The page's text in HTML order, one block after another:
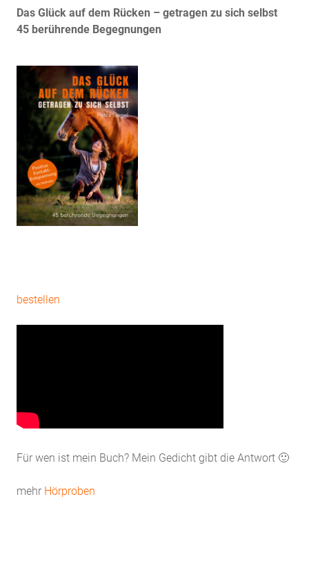
Das Glück auf dem Rücken – getragen zu sich selbst
45 berührende Begegnungen
bestellen
Für wen ist mein Buch? Mein Gedicht gibt die Antwort 🙂
mehr Hörproben